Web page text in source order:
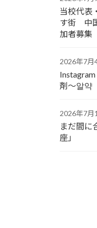
当校代表
す街 中
加者募集
2026年7月
剤～알약
2026年7月
まだ間に
座」